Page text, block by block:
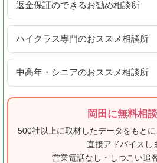
返金保証のできるお勧め相談所
ハイクラス専門のおススメ相談所
中高年・シニアのおススメ相談所
岡田に無料相
500社以上に取材したデータをもと
直接アドバイスし
営業電話なし・しつこい追